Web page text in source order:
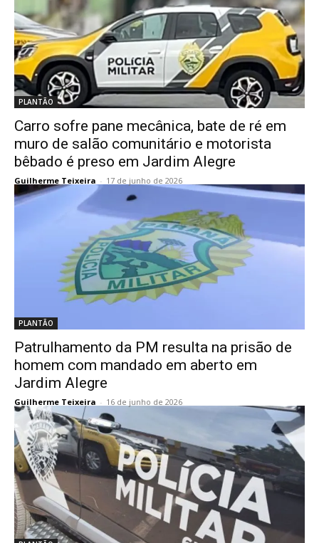
PLANTÃO
Carro sofre pane mecânica, bate de ré em
muro de salão comunitário e motorista
bêbado é preso em Jardim Alegre
Guilherme Teixeira - 17 de junho de 2026
PLANTÃO
Patrulhamento da PM resulta na prisão de
homem com mandado em aberto em
Jardim Alegre
Guilherme Teixeira - 16 de junho de 2026